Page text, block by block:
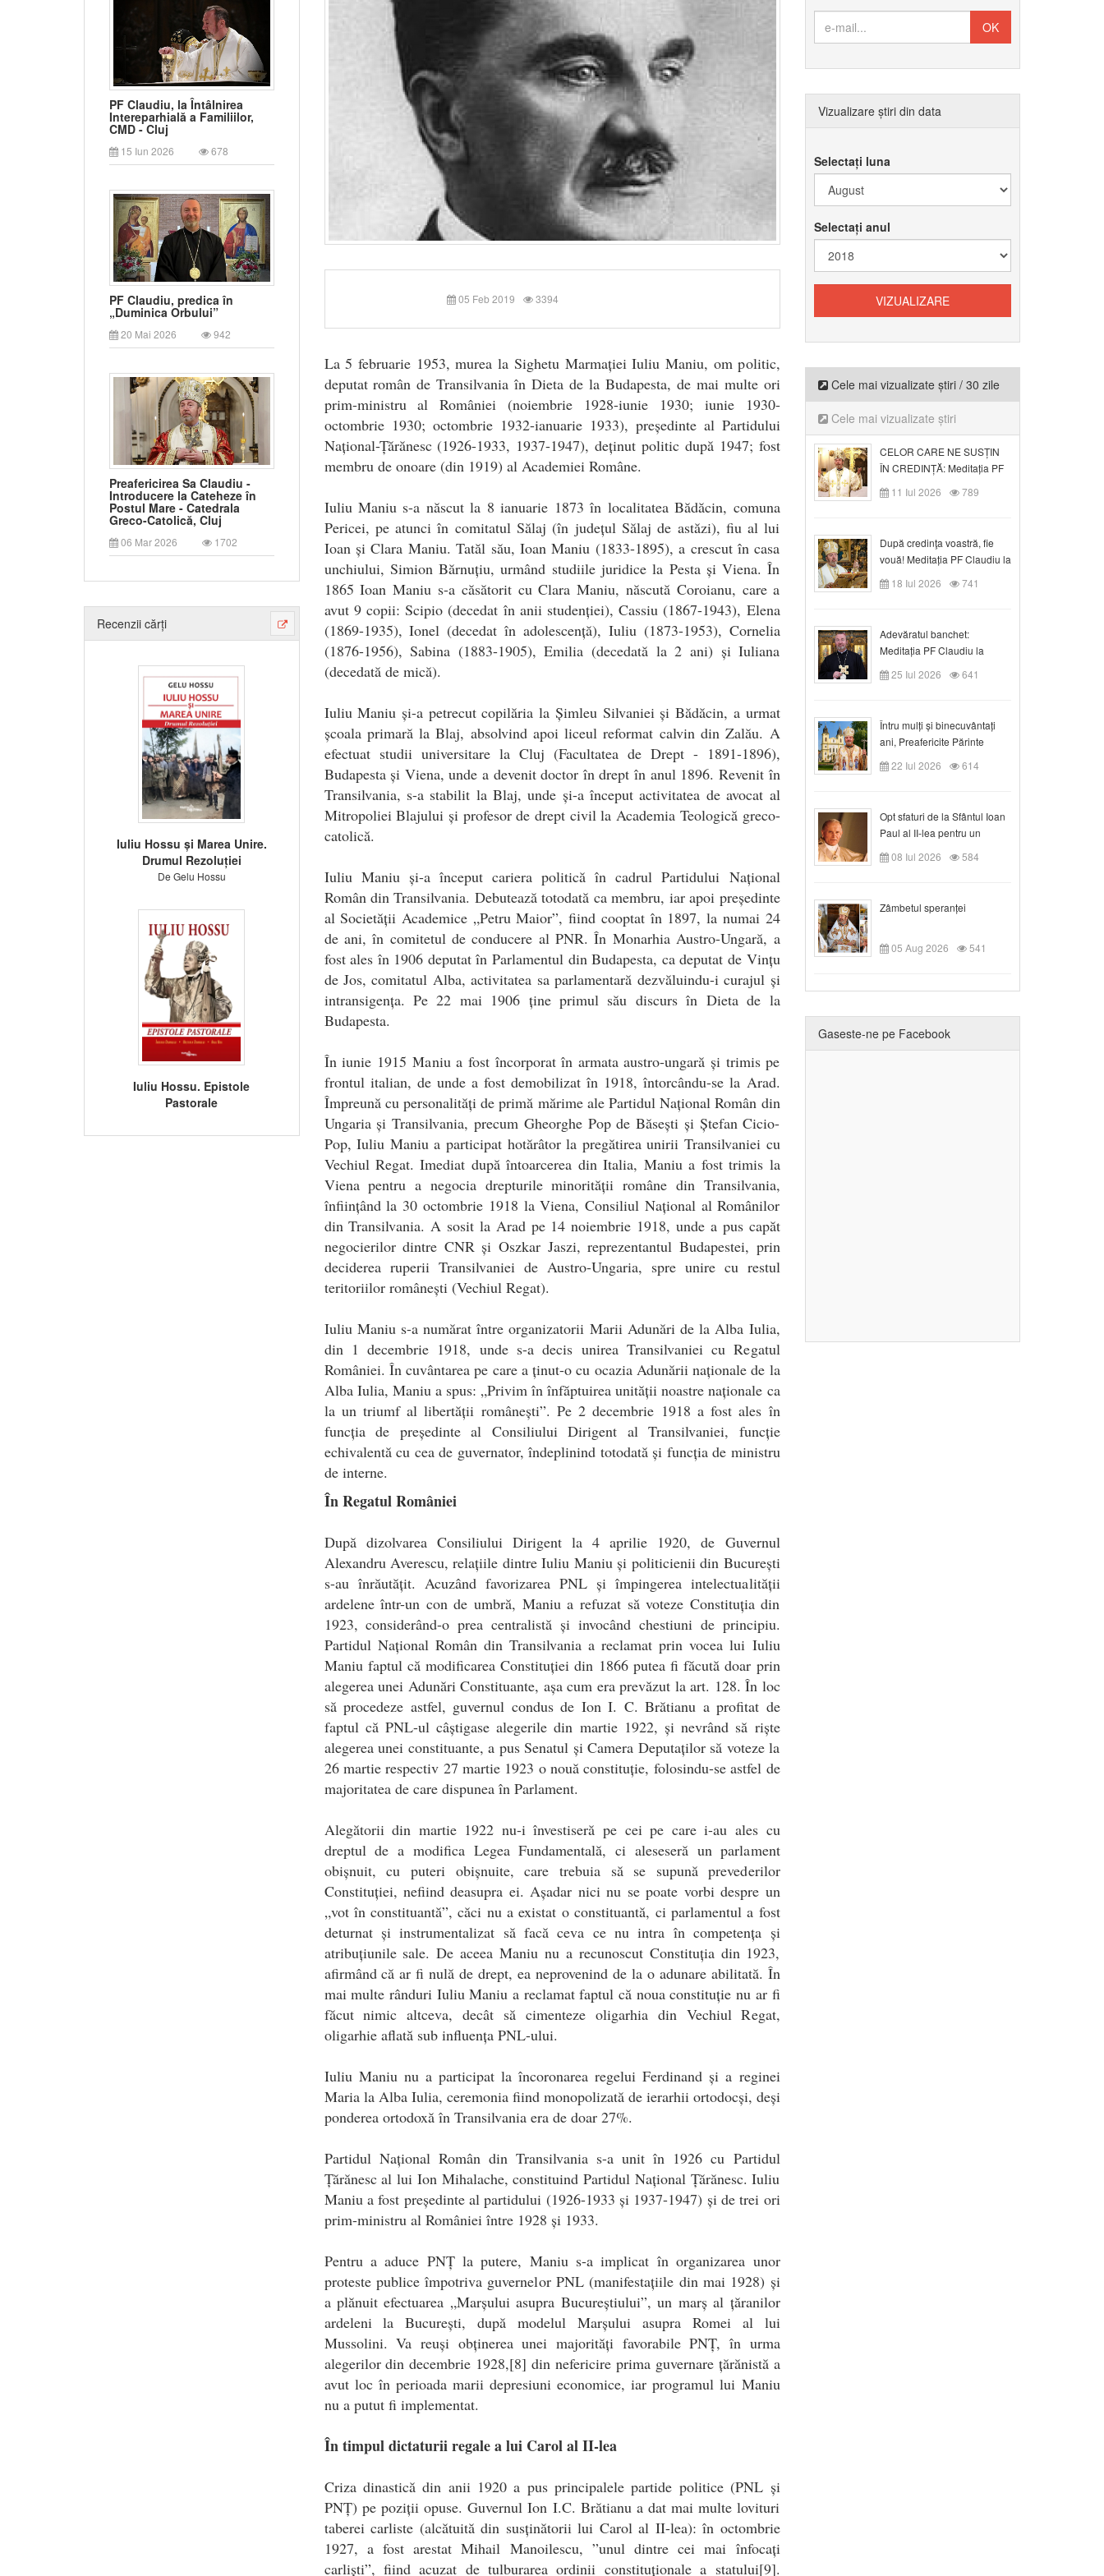
PF Claudiu, la Întâlnirea
Intereparhială a Familiilor,
CMD - Cluj
15 Iun 2026 678
PF Claudiu, predica în
„Duminica Orbului”
20 Mai 2026 942
Preafericirea Sa Claudiu -
Introducere la Cateheze în
Postul Mare - Catedrala
Greco-Catolică, Cluj
06 Mar 2026 1702
Recenzii cărți
Iuliu Hossu și Marea Unire.
Drumul Rezoluției
De Gelu Hossu
Iuliu Hossu. Epistole
Pastorale
05 Feb 2019 3394
La 5 februarie 1953, murea la Sighetu Marmației Iuliu Maniu, om politic,
deputat român de Transilvania în Dieta de la Budapesta, de mai multe ori
prim-ministru al României (noiembrie 1928-iunie 1930; iunie 1930-
octombrie 1930; octombrie 1932-ianuarie 1933), președinte al Partidului
Național-Țărănesc (1926-1933, 1937-1947), deținut politic după 1947; fost
membru de onoare (din 1919) al Academiei Române.
Iuliu Maniu s-a născut la 8 ianuarie 1873 în localitatea Bădăcin, comuna
Pericei, pe atunci în comitatul Sălaj (în județul Sălaj de astăzi), fiu al lui
Ioan și Clara Maniu. Tatăl său, Ioan Maniu (1833-1895), a crescut în casa
unchiului, Simion Bărnuțiu, urmând studiile juridice la Pesta și Viena. În
1865 Ioan Maniu s-a căsătorit cu Clara Maniu, născută Coroianu, care a
avut 9 copii: Scipio (decedat în anii studenției), Cassiu (1867-1943), Elena
(1869-1935), Ionel (decedat în adolescență), Iuliu (1873-1953), Cornelia
(1876-1956), Sabina (1883-1905), Emilia (decedată la 2 ani) și Iuliana
(decedată de mică).
Iuliu Maniu și-a petrecut copilăria la Șimleu Silvaniei și Bădăcin, a urmat
școala primară la Blaj, absolvind apoi liceul reformat calvin din Zalău. A
efectuat studii universitare la Cluj (Facultatea de Drept - 1891-1896),
Budapesta și Viena, unde a devenit doctor în drept în anul 1896. Revenit în
Transilvania, s-a stabilit la Blaj, unde și-a început activitatea de avocat al
Mitropoliei Blajului și profesor de drept civil la Academia Teologică greco-
catolică.
Iuliu Maniu și-a început cariera politică în cadrul Partidului Național
Român din Transilvania. Debutează totodată ca membru, iar apoi președinte
al Societății Academice „Petru Maior”, fiind cooptat în 1897, la numai 24
de ani, în comitetul de conducere al PNR. În Monarhia Austro-Ungară, a
fost ales în 1906 deputat în Parlamentul din Budapesta, ca deputat de Vințu
de Jos, comitatul Alba, activitatea sa parlamentară dezvăluindu-i curajul și
intransigența. Pe 22 mai 1906 ține primul său discurs în Dieta de la
Budapesta.
În iunie 1915 Maniu a fost încorporat în armata austro-ungară și trimis pe
frontul italian, de unde a fost demobilizat în 1918, întorcându-se la Arad.
Împreună cu personalități de primă mărime ale Partidul Național Român din
Ungaria și Transilvania, precum Gheorghe Pop de Băsești și Ștefan Cicio-
Pop, Iuliu Maniu a participat hotărâtor la pregătirea unirii Transilvaniei cu
Vechiul Regat. Imediat după întoarcerea din Italia, Maniu a fost trimis la
Viena pentru a negocia drepturile minorității române din Transilvania,
înființând la 30 octombrie 1918 la Viena, Consiliul Național al Românilor
din Transilvania. A sosit la Arad pe 14 noiembrie 1918, unde a pus capăt
negocierilor dintre CNR și Oszkar Jaszi, reprezentantul Budapestei, prin
deciderea ruperii Transilvaniei de Austro-Ungaria, spre unire cu restul
teritoriilor românești (Vechiul Regat).
Iuliu Maniu s-a numărat între organizatorii Marii Adunări de la Alba Iulia,
din 1 decembrie 1918, unde s-a decis unirea Transilvaniei cu Regatul
României. În cuvântarea pe care a ținut-o cu ocazia Adunării naționale de la
Alba Iulia, Maniu a spus: „Privim în înfăptuirea unității noastre naționale ca
la un triumf al libertății românești”. Pe 2 decembrie 1918 a fost ales în
funcția de președinte al Consiliului Dirigent al Transilvaniei, funcție
echivalentă cu cea de guvernator, îndeplinind totodată și funcția de ministru
de interne.
În Regatul României
După dizolvarea Consiliului Dirigent la 4 aprilie 1920, de Guvernul
Alexandru Averescu, relațiile dintre Iuliu Maniu și politicienii din București
s-au înrăutățit. Acuzând favorizarea PNL și împingerea intelectualității
ardelene într-un con de umbră, Maniu a refuzat să voteze Constituția din
1923, considerând-o prea centralistă și invocând chestiuni de principiu.
Partidul Național Român din Transilvania a reclamat prin vocea lui Iuliu
Maniu faptul că modificarea Constituției din 1866 putea fi făcută doar prin
alegerea unei Adunări Constituante, așa cum era prevăzut la art. 128. În loc
să procedeze astfel, guvernul condus de Ion I. C. Brătianu a profitat de
faptul că PNL-ul câștigase alegerile din martie 1922, și nevrând să riște
alegerea unei constituante, a pus Senatul și Camera Deputaților să voteze la
26 martie respectiv 27 martie 1923 o nouă constituție, folosindu-se astfel de
majoritatea de care dispunea în Parlament.
Alegătorii din martie 1922 nu-i învestiseră pe cei pe care i-au ales cu
dreptul de a modifica Legea Fundamentală, ci aleseseră un parlament
obișnuit, cu puteri obișnuite, care trebuia să se supună prevederilor
Constituției, nefiind deasupra ei. Așadar nici nu se poate vorbi despre un
„vot în constituantă”, căci nu a existat o constituantă, ci parlamentul a fost
deturnat și instrumentalizat să facă ceva ce nu intra în competența și
atribuțiunile sale. De aceea Maniu nu a recunoscut Constituția din 1923,
afirmând că ar fi nulă de drept, ea neprovenind de la o adunare abilitată. În
mai multe rânduri Iuliu Maniu a reclamat faptul că noua constituție nu ar fi
făcut nimic altceva, decât să cimenteze oligarhia din Vechiul Regat,
oligarhie aflată sub influența PNL-ului.
Iuliu Maniu nu a participat la încoronarea regelui Ferdinand și a reginei
Maria la Alba Iulia, ceremonia fiind monopolizată de ierarhii ortodocși, deși
ponderea ortodoxă în Transilvania era de doar 27%.
Partidul Național Român din Transilvania s-a unit în 1926 cu Partidul
Țărănesc al lui Ion Mihalache, constituind Partidul Național Țărănesc. Iuliu
Maniu a fost președinte al partidului (1926-1933 și 1937-1947) și de trei ori
prim-ministru al României între 1928 și 1933.
Pentru a aduce PNȚ la putere, Maniu s-a implicat în organizarea unor
proteste publice împotriva guvernelor PNL (manifestațiile din mai 1928) și
a plănuit efectuarea „Marșului asupra Bucureștiului”, un marș al țăranilor
ardeleni la București, după modelul Marșului asupra Romei al lui
Mussolini. Va reuși obținerea unei majorități favorabile PNȚ, în urma
alegerilor din decembrie 1928,[8] din nefericire prima guvernare țărănistă a
avut loc în perioada marii depresiuni economice, iar programul lui Maniu
nu a putut fi implementat.
În timpul dictaturii regale a lui Carol al II-lea
Criza dinastică din anii 1920 a pus principalele partide politice (PNL și
PNȚ) pe poziții opuse. Guvernul Ion I.C. Brătianu a dat mai multe lovituri
taberei carliste (alcătuită din susținătorii lui Carol al II-lea): în octombrie
1927, a fost arestat Mihail Manoilescu, ”unul dintre cei mai înfocați
carliști”, fiind acuzat de tulburarea ordinii constituționale a statului[9].
Vizualizare știri din data
Selectați luna
Selectați anul
Cele mai vizualizate știri / 30 zile
Cele mai vizualizate știri
CELOR CARE NE SUSȚIN
ÎN CREDINȚĂ: Meditația PF
Claudiu la Duminica a VI-a
după Rusalii
11 Iul 2026 789
După credinţa voastră, fie
vouă! Meditația PF Claudiu la
duminica a VII-a după Rusalii
18 Iul 2026 741
Adevăratul banchet:
Meditația PF Claudiu la
Duminica a VIII-a după
Rusalii
25 Iul 2026 641
Întru mulți și binecuvântați
ani, Preafericite Părinte
Claudiu!
22 Iul 2026 614
Opt sfaturi de la Sfântul Ioan
Paul al II-lea pentru un
creștin
08 Iul 2026 584
Zâmbetul speranței
05 Aug 2026 541
Gaseste-ne pe Facebook